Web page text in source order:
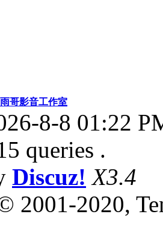
哥影音工作室
8-8 01:22
queries .
Discuz! X3.4
2001-2020,